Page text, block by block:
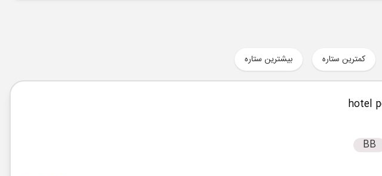
کمترین ستاره بیشترین ستاره
BB